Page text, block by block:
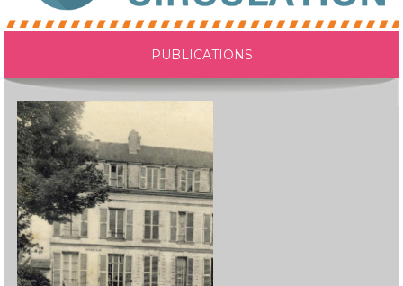
PUBLICATIONS